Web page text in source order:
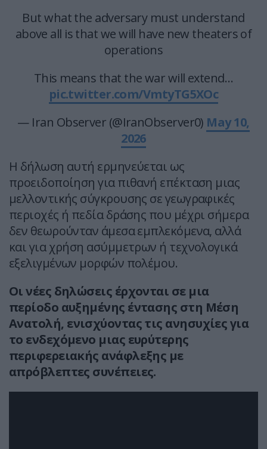
But what the adversary must understand
above all is that we will have new theaters of
operations
This means that the war will extend…
pic.twitter.com/VmtyTG5XOc
— Iran Observer (@IranObserver0) May 10,
2026
Η δήλωση αυτή ερμηνεύεται ως
προειδοποίηση για πιθανή επέκταση μιας
μελλοντικής σύγκρουσης σε γεωγραφικές
περιοχές ή πεδία δράσης που μέχρι σήμερα
δεν θεωρούνταν άμεσα εμπλεκόμενα, αλλά
και για χρήση ασύμμετρων ή τεχνολογικά
εξελιγμένων μορφών πολέμου.
Οι νέες δηλώσεις έρχονται σε μια
περίοδο αυξημένης έντασης στη Μέση
Ανατολή, ενισχύοντας τις ανησυχίες για
το ενδεχόμενο μιας ευρύτερης
περιφερειακής ανάφλεξης με
απρόβλεπτες συνέπειες.